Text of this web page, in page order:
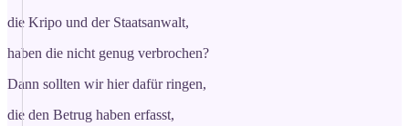
die Kripo und der Staatsanwalt,
haben die nicht genug verbrochen?
Dann sollten wir hier dafür ringen,
die den Betrug haben erfasst,